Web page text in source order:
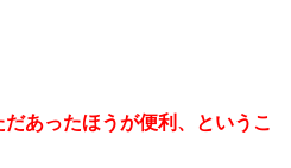
だあったほうが便利、というこ